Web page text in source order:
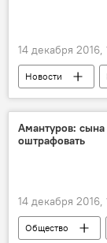
14 декабря 2016,
Новости
Происшествия
Амантуров:
оштрафовать
14 декабря 2016,
Общество